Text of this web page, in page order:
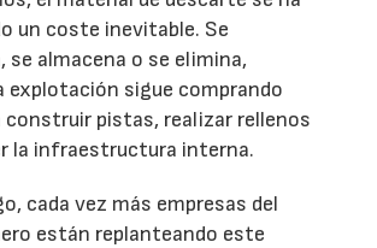
un coste inevitable. Se
almacena o se elimina,
explotación sigue comprando
construir pistas, realizar rellenos
la infraestructura interna.
cada vez más empresas del
están replanteando este